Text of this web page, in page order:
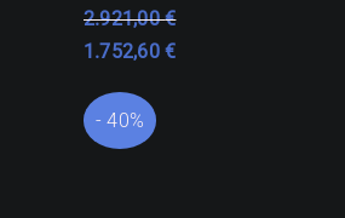
2.921,00€
1.752,60€
- 40%